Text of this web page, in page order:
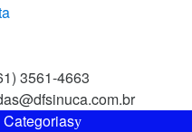
3561-4663